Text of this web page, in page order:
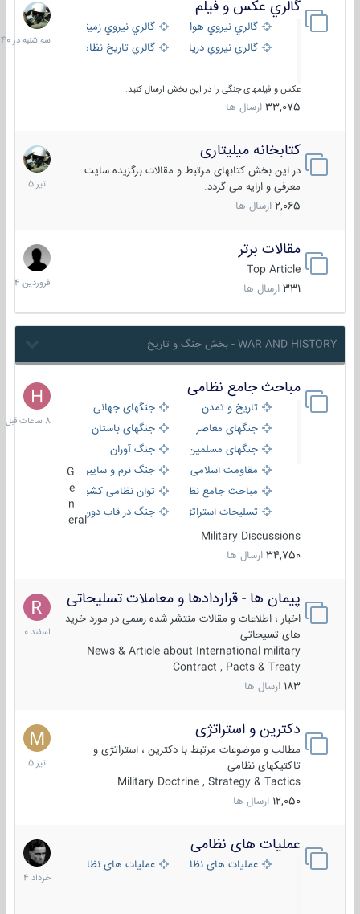
گالري عكس و فيلم
گالري نيروي هوايي
گالري نيروي زميني
گالري نيروي دريايي
گالري تاریخ نظامی
عکس و فیلمهای جنگی را در این بخش ارسال کنید.
33,075 ارسال ها
سه
شنبه
در
کتابخانه میلیتاری
در این بخش کتابهای مرتبط و مقالات برگزیده سایت
معرفی و ارایه می گردد.
2,065 ارسال ها
16
تیر
1405
مقالات برتر
Top Article
331 ارسال ها
29
فروردین
1404
WAR AND HISTORY - بخش جنگ و تاریخ
مباحث جامع نظامی
تاریخ و تمدن
جنگهای جهانی
جنگهای معاصر
جنگهای باستان
جنگهای مسلمین
جنگ آوران
مقاومت اسلامی
جنگ نرم و سایبری
مباحث جامع نظامی
توان نظامی کشورها
تسلیحات استراتژیک
جنگ در قاب دوربین
eral
Military Discussions
34,750 ارسال ها
8
ساعات
قبل
پیمان ها - قراردادها و معاملات تسلیحاتی
اخبار ، اطلاعات و مقالات منتشر شده رسمی در مورد خرید
های تسیحاتی
News & Article about International military
Contract , Pacts & Treaty
183 ارسال ها
7
اسفند
1400
دکترین و استراتژی
مطالب و موضوعات مرتبط با دکترین ، استراتژی و
تاکتیکهای نظامی
Military Doctrine , Strategy & Tactics
12,050 ارسال ها
27
تیر
1405
عملیات های نظامی
عملیات های نظامی ایرانعملیات های نظامی خارجی
5
خرداد
1404